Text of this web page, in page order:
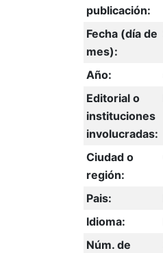
publicación:
Fecha (día de
mes):
Año:
Editorial o
instituciones
involucradas:
Ciudad o
región:
Pais:
Idioma:
Núm. de